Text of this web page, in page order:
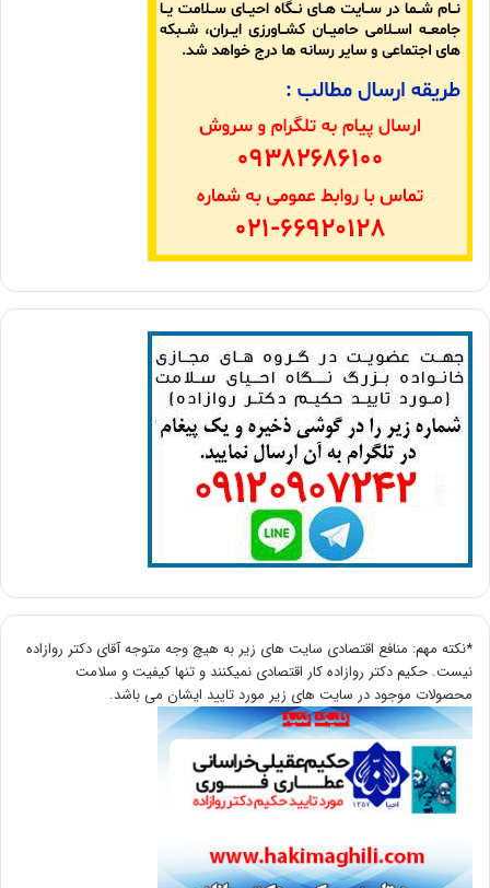
*نکته مهم: منافع اقتصادی سایت های زیر به هیچ وجه متوجه آقای دکتر روازاده
نیست. حکیم دکتر روازاده کار اقتصادی نمیکنند و تنها کیفیت و سلامت
محصولات موجود در سایت های زیر مورد تایید ایشان می باشد.